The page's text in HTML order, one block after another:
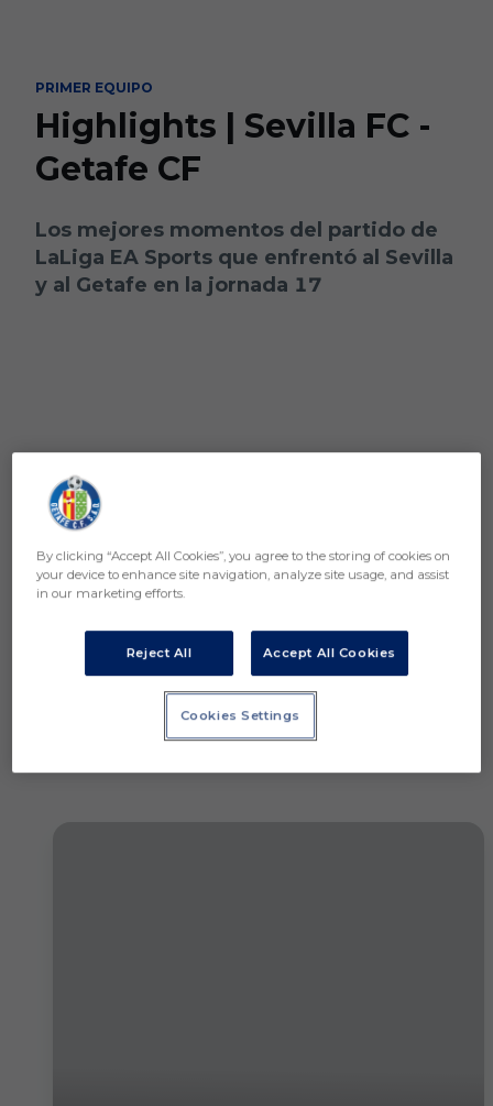
PRIMER EQUIPO
Highlights | Sevilla FC -
Getafe CF
Los mejores momentos del partido de
LaLiga EA Sports que enfrentó al Sevilla
y al Getafe en la jornada 17
Saltar a la siguiente sección
Noticias relacionadas
By clicking “Accept All Cookies”, you agree to the storing of cookies on
your device to enhance site navigation, analyze site usage, and assist
in our marketing efforts.
Reject All Accept All Cookies
Cookies Settings